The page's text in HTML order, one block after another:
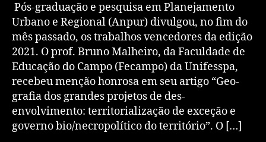
Pós-graduação e pesquisa em Planejamento
Urbano e Regional (Anpur) divulgou, no fim do
mês passado, os trabalhos vencedores da edição
2021. O prof. Bruno Malheiro, da Faculdade de
Educação do Campo (Fecampo) da Unifesspa,
recebeu menção honrosa em seu artigo “Geo-
grafia dos grandes projetos de des-
envolvimento: territorialização de exceção e
governo bio/necropolítico do território”. O […]